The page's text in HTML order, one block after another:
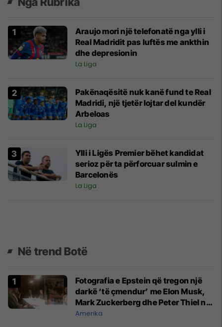
Araujo mori një telefonatë nga ylli i
Real Madridit pas luftës me ankthin
dhe depresionin
La Liga
Pakënaqësitë nuk kanë fund te Real
Madridi, një tjetër lojtar del kundër
Arbeloas
La Liga
Ylli i Ligës Premier bëhet kandidat
serioz për ta përforcuar sulmin e
Barcelonës
La Liga
Në trend Botë
Fotografia e Epstein që tregon një
darkë ‘të çmendur’ me Elon Musk,
Mark Zuckerberg dhe Peter Thiel në
vitin 2015
Amerika